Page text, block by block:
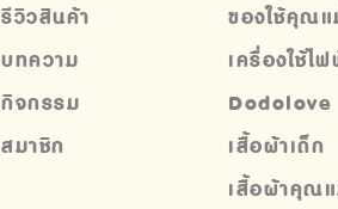
รีวิวสินค้า
บทความ
กิจกรรม
สมาชิก
ของใช้คุณแ
เครื่องใช้ไ
เสื้อผ้าเด็ก
เสื้อผ้าคุณ